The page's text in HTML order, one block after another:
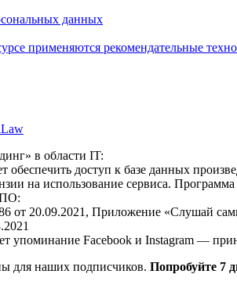
данных
применяются рекомендательные
в области IT:
обеспечить доступ к базе данных
на использование сервиса.
от 20.09.2021, Приложение «Слушай
упоминание Facebook и Instagram —
для наших подписчиков. Попробуйте 7